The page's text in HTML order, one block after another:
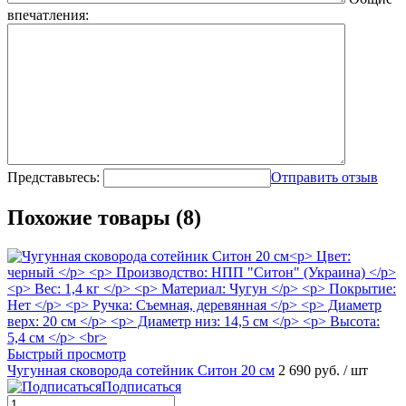
впечатления:
Представьтесь: Отправить отзыв
Похожие товары (8)
Быстрый просмотр
Чугунная сковорода сотейник Ситон 20 см 2 690 руб. / шт
Подписаться